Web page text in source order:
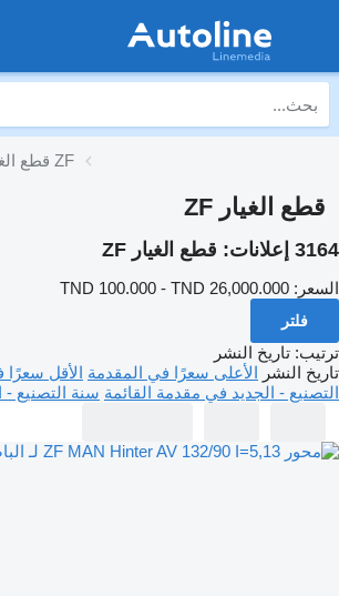
قطع الغيار ZF
قطع الغيار ZF
3164 إعلانات: قطع الغيار ZF
السعر: TND 100.000 - TND 26,000.000
فلتر
ترتيب: تاريخ النشر
تاريخ النشر الأعلى سعرًا في المقدمة الأقل سعرًا
التصنيع - الجديد في مقدمة القائمة سنة التصنيع -